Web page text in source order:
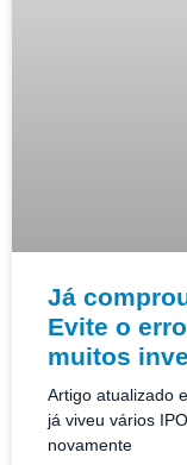
Já
Evite o
muitos
Artigo atualizado
já viveu vários
novamente